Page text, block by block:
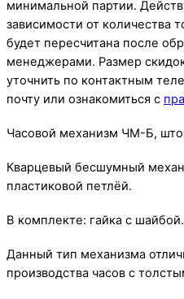
минимальной партии.
зависимости от количества
будет пересчитана после
менеджерами. Размер
уточнить по контактным
почту или ознакомиться с
Часовой механизм ЧМ-Б,
Кварцевый бесшумный
пластиковой петлёй.
В комплекте: гайка с шайбой.
Данный тип механизма
производства часов с